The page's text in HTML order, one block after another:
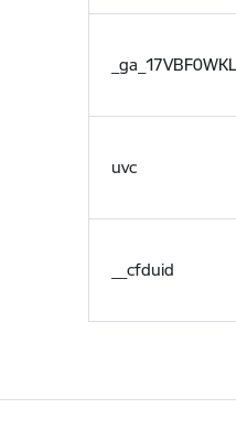
uvc
__cfduid